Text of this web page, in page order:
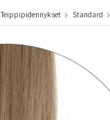
Teippipidennykset Standard